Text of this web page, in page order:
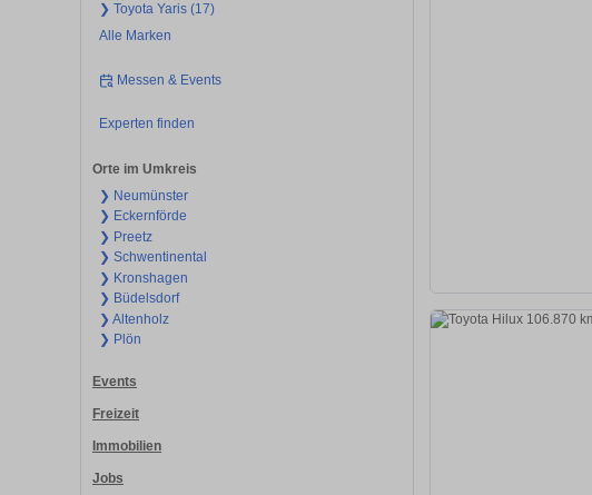
❯ Toyota Yaris (17)
Alle Marken
Messen & Events
Experten finden
Orte im Umkreis
❯ Neumünster
❯ Eckernförde
❯ Preetz
❯ Schwentinental
❯ Kronshagen
❯ Büdelsdorf
❯ Altenholz
❯ Plön
Events
Freizeit
Immobilien
Jobs